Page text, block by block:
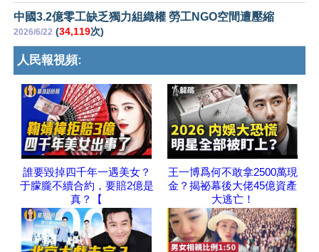
中國3.2億零工缺乏獨力組織權 勞工NGO空間遭壓縮
2026/6/22 (34,119次)
人民報視頻:
誰要毀掉四千年一遇美女？
于朦朧不續合約，要賠2億是
真？【
王一博爲何不敢拿2500萬現
金？揭祕幕後大佬45億資產
大逃亡！